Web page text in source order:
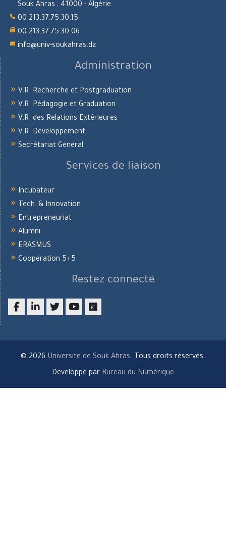
Souk Ahras , 41000 - Algérie
00.213.37.75.30.15
00.213.37.75.30.06
info@univ-soukahras.dz
Administration
V.R. Recherche et Postgraduation
V.R. Pédagogie et Graduation
V.R. des Relations Extérieures
V.R. Développement
Secrétariat Général
Services de liaison
Incubateur
Tech. & Innovation
Entrepreneuriat
Alumni
ERASMUS
Coopération 5+5
Restez connecté
© 2026 Université de Souk Ahras. Tous droits réservés.
Developpé par Bureau du Numérique